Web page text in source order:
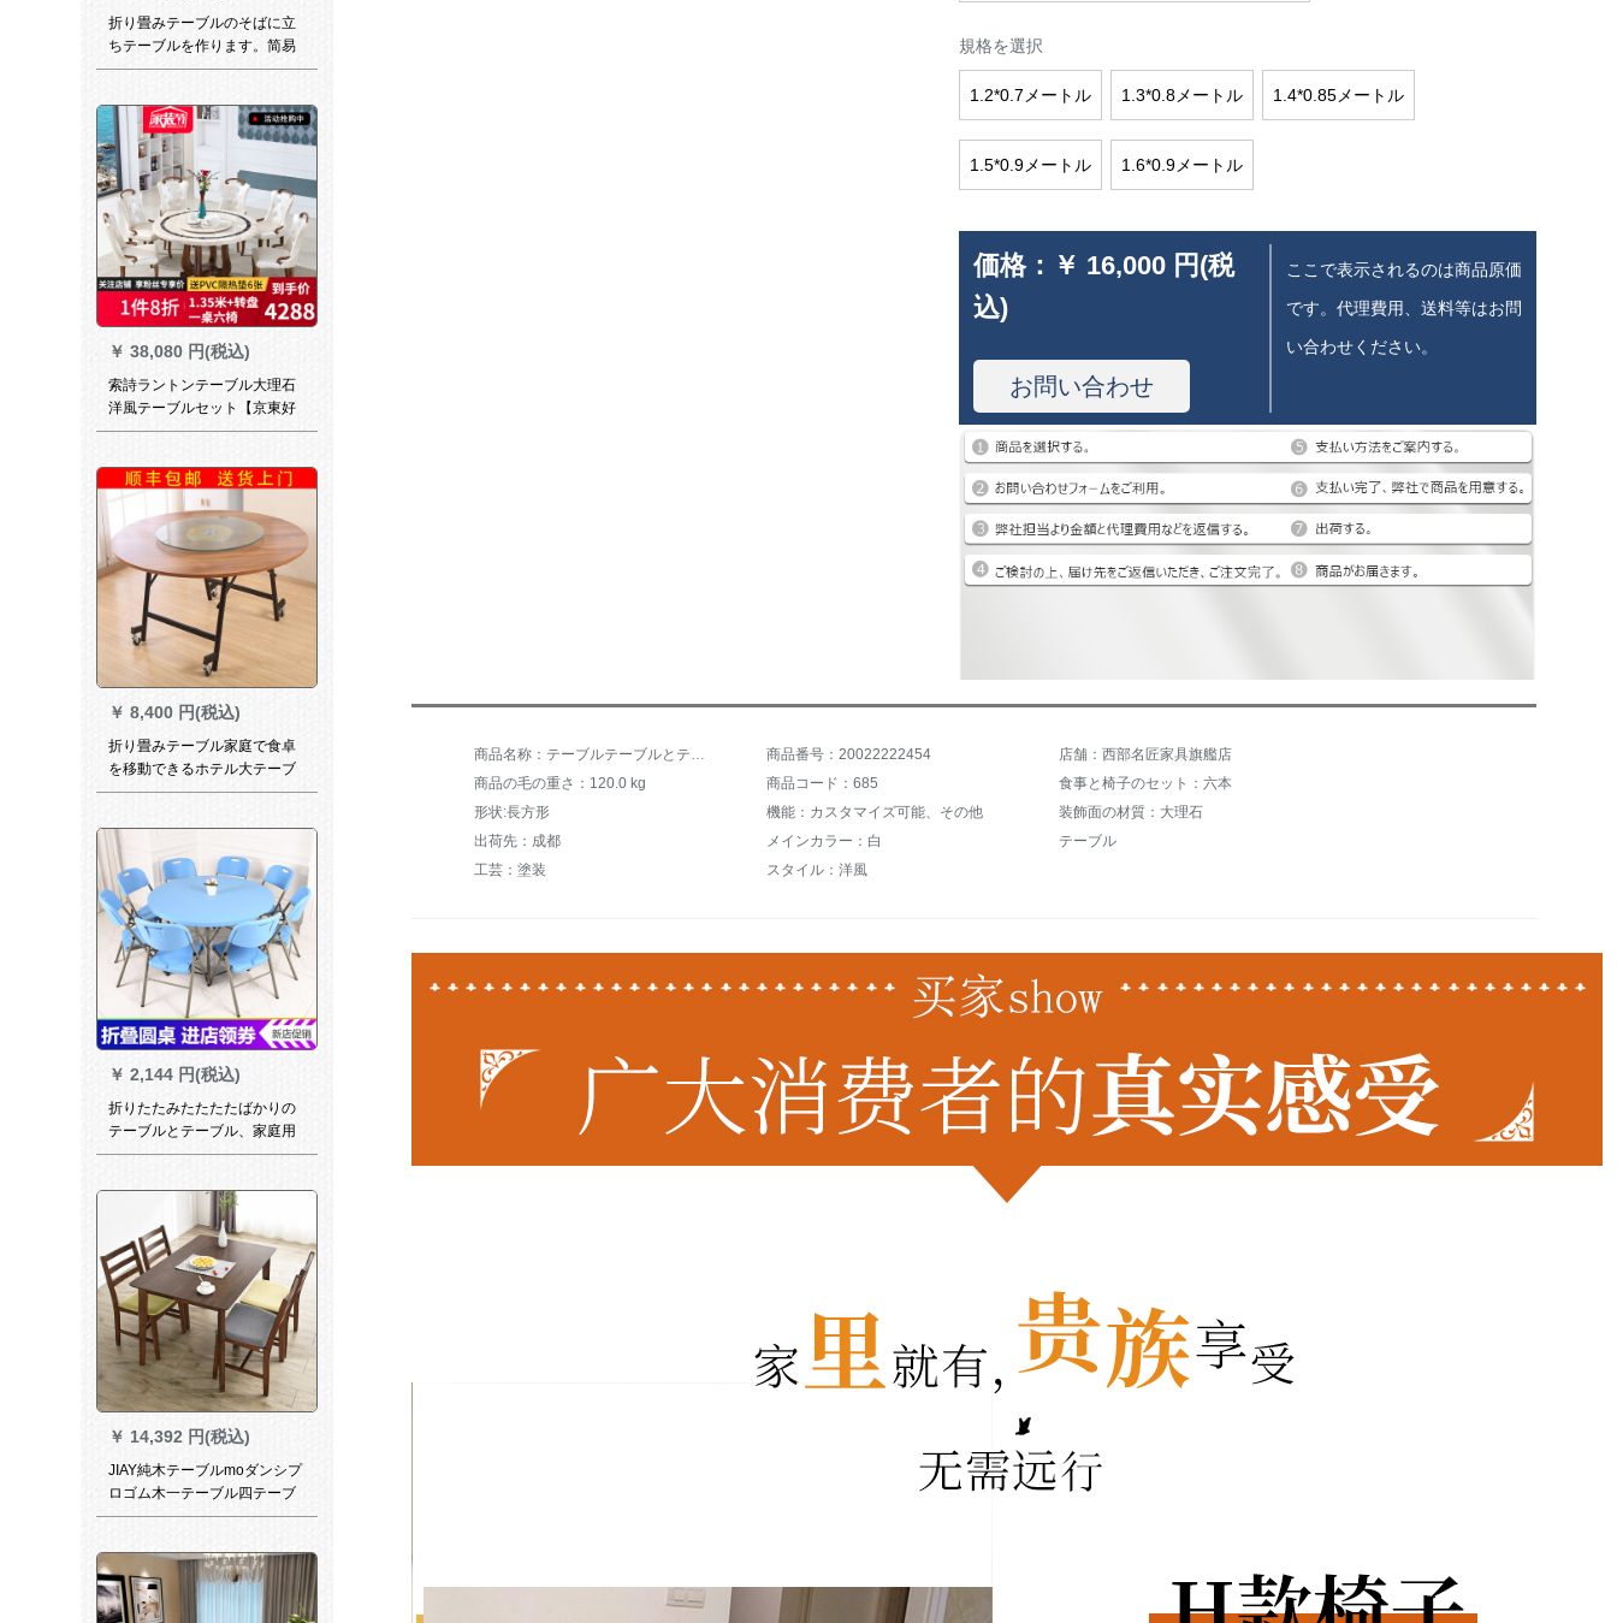
折り畳みテーブルのそばに立
ちテーブルを作ります。简易
家庭用テーブル。
￥ 38,080 円(税込)
索詩ラントンテーブル大理石
洋風テーブルセット【京東好
店】1.35*0.7メートルテーブ
￥ 8,400 円(税込)
折り畳みテーブル家庭で食卓
を移動できるホテル大テーブ
ル簡易多機能ラウンドテーブ
きな円卓多機能折り畳み円卓
居間麻雀折り畳みテーブル1.8
mテーブル+1.2 m回転盤の色
備考
￥ 2,144 円(税込)
折りたたみたたたたばかりの
テーブルとテーブル、家庭用
の大きいサイズの携帯式事務
ル、大規模な棚付きプラスチ
ック10人の円形テーブルモダ
ンプシル1.2 m 4椅子、1.2 m
ブルー
￥ 14,392 円(税込)
JIAY純木テーブルmoダンシプ
ロゴム木一テーブル四テーブ
ルテーブルテーブルテーブル
ーブルとテーブルと椅子のセ
ット
規格を選択
1.2*0.7メートル 1.3*0.8メートル 1.4*0.85メートル
1.5*0.9メートル 1.6*0.9メートル
価格： ￥ 16,000 円(税
込)
お問い合わせ
ここで表示されるのは商品原価
です。代理費用、送料等はお問
い合わせください。
商品名称：テーブルテーブルとテーブルの組み合わせ大理石テーブル洋風テーブルテーブル純木レストラン家具テーブル長方形家庭用テーブルテーブルの注文書[全テールの追加出荷]1.2*0.7メートル 商品番号：20022222454
店舗：西部名匠家具旗艦店
商品の毛の重さ：120.0 kg
商品コード：685
食事と椅子のセット：六本
形状:長方形
機能：カスタマイズ可能、その他
装飾面の材質：大理石
出荷先：成都
メインカラー：白
テーブル
工芸：塗装
スタイル：洋風